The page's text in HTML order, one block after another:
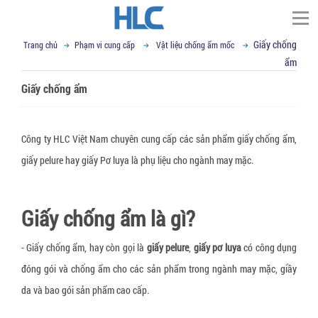
TÌM KIẾM
Thư ngỏ
Tầm nhìn sứ mệnh
Cơ sở vật chất
R&D
Chứng chỉ
Profile
Đối tác
Phạm vi cung cấp
Dây đai Composite
Dây cáp vải cẩu hàng
Dây tăng đơ chằng hàng
Dây đai vải chằng hàng
VCI - chống mài mòn kim loại
Giấy chống Gỉ VCI
Túi nylon chống gỉ CoroVCI®
Bột chống gỉ VCI (VCI Powder))
Vật liệu chống ẩm mốc
Gói hút ẩm bentonite clay
Gói hút ẩm Silica gel
Bao bì đóng gói
Túi nylon PE chuyên dụng
Thiết bị hỗ trợ đóng gói
Kỹ thuật đóng gói
Tin tức tổng hợp
Liên hệ
Email : sales@hlcvn.com
Hotline : 0913207773
Trang chủ Phạm vi cung cấp Vật liệu chống ẩm mốc
Giấy chống
ẩm
Giấy chống ẩm
Công ty HLC Việt Nam chuyên cung cấp các sản phẩm giấy chống ẩm,
giấy pelure hay giấy Pơ luya là phụ liệu cho ngành may mặc.
Giấy chống ẩm là gì?
- Giấy chống ẩm, hay còn gọi là giấy pelure, giấy pơ luyacó công dụng
đóng gói và chống ẩm cho các sản phẩm trong ngành may mặc, giầy
da và bao gói sản phẩm cao cấp.